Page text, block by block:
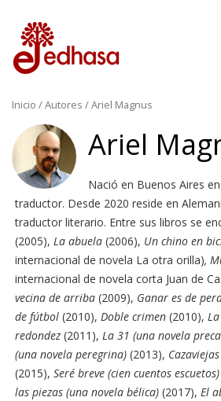
Inicio / Autores / Ariel Magnus
Ariel
Nació en Buenos Aires
traductor. Desde 2020 reside en
traductor literario. Entre sus libros se
(2005), La abuela (2006), Un chino en
internacional de novela La otra orilla),
internacional de novela corta Juan de
vecina de arriba (2009), Ganar es de
de fútbol (2010), Doble crimen (2010),
redondez (2011), La 31 (una novela
(una novela peregrina) (2013), Cazaviejas
(2015), Seré breve (cien cuentos escuetos)
las piezas (una novela bélica) (2017), El